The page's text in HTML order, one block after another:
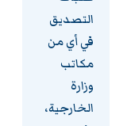
التصديق
في أي من
مكاتب
وزارة
الخارجية،